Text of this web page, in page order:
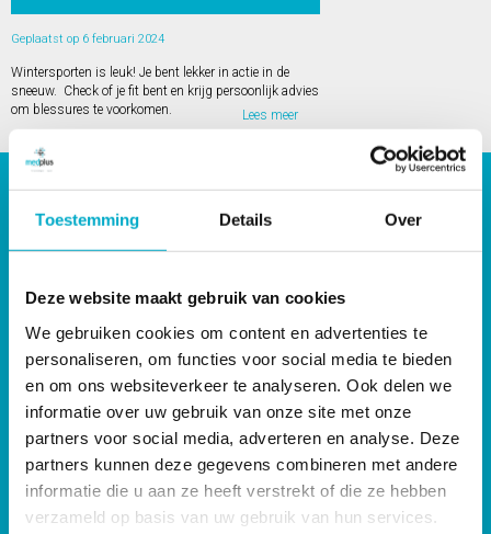
Toestemming Details Over
Deze website maakt gebruik van cookies
We gebruiken cookies om content en advertenties te
personaliseren, om functies voor social media te bieden
en om ons websiteverkeer te analyseren. Ook delen we
informatie over uw gebruik van onze site met onze
partners voor social media, adverteren en analyse. Deze
partners kunnen deze gegevens combineren met andere
informatie die u aan ze heeft verstrekt of die ze hebben
verzameld op basis van uw gebruik van hun services.
Geplaatst op 6 februari 2024
Wintersporten is leuk! Je bent lekker in actie in de
sneeuw. Check of je fit bent en krijg persoonlijk advies
om blessures te voorkomen.
Lees meer
Handige pagina’s
Nieuws
Lesrooster MedPlus sportlessen
Praktijkruimte te huur in Dordrecht
Contact
Privacy policy
Klachtenprocedure
Algemene voorwaarden sportlessen
Direct naar
Onze behandelingen
Sport